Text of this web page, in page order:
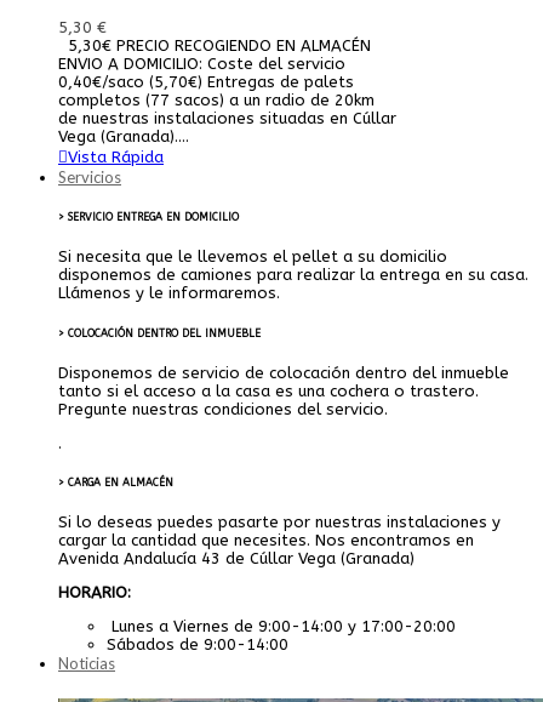
5,30 €
5,30€ PRECIO RECOGIENDO EN ALMACÉN
ENVIO A DOMICILIO: Coste del servicio
0,40€/saco (5,70€) Entregas de palets
completos (77 sacos) a un radio de 20km
de nuestras instalaciones situadas en Cúllar
Vega (Granada)....
Vista Rápida
Servicios
> SERVICIO ENTREGA EN DOMICILIO
Si necesita que le llevemos el pellet a su domicilio
disponemos de camiones para realizar la entrega en su casa.
Llámenos y le informaremos.
> COLOCACIÓN DENTRO DEL INMUEBLE
Disponemos de servicio de colocación dentro del inmueble
tanto si el acceso a la casa es una cochera o trastero.
Pregunte nuestras condiciones del servicio.
.
> CARGA EN ALMACÉN
Si lo deseas puedes pasarte por nuestras instalaciones y
cargar la cantidad que necesites. Nos encontramos en
Avenida Andalucía 43 de Cúllar Vega (Granada)
HORARIO:
Lunes a Viernes de 9:00-14:00 y 17:00-20:00
Sábados de 9:00-14:00
Noticias